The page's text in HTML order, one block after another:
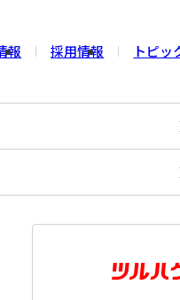
報 採用情報 トピッ